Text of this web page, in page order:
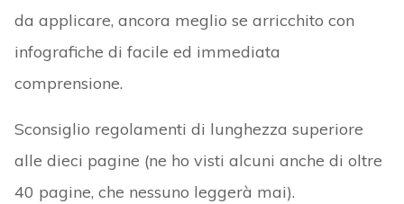
da applicare, ancora meglio se arricchito con
infografiche di facile ed immediata
comprensione.
Sconsiglio regolamenti di lunghezza superiore
alle dieci pagine (ne ho visti alcuni anche di oltre
40 pagine, che nessuno leggerà mai).